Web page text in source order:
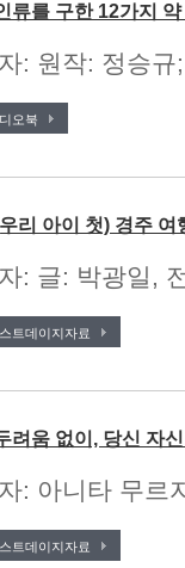
류를 구한 12가지
: 원작: 정승
오북
리 아이 첫) 경주 여
: 글: 박광일,
트데이지자료
려움 없이, 당신 자
: 아니타 무르
트데이지자료